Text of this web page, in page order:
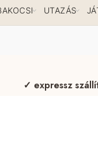
UTAZÁS
✓ expressz